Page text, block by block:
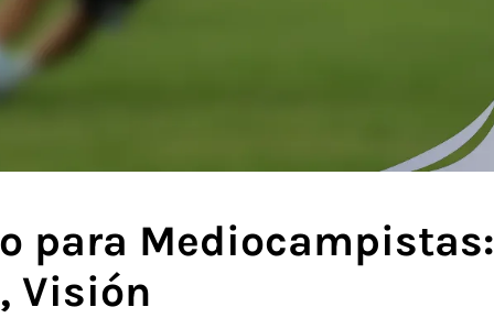
para Mediocampistas:
Visión